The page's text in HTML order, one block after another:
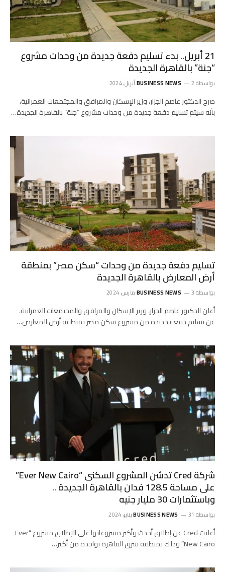
21 أبريل.. بدء تسليم دفعة جديدة من وحدات مشروع
“جنة” بالقاهرة الجديدة
بواسطة BUSINESS NEWS 2 أبريل، 2024
صرح الدكتور عاصم الجزار، وزير الإسكان والمرافق والمجتمعات العمرانية،
بأنه سيتم تسليم دفعة جديدة من وحدات مشروع “جنة” بالقاهرة الجديدة…
تسليم دفعة جديدة من وحدات “سكن مصر” بمنطقة
أرض المعارض بالقاهرة الجديدة
بواسطة BUSINESS NEWS 3 مارس، 2024
أعلن الدكتور عاصم الجزار، وزير الإسكان والمرافق والمجتمعات العمرانية،
عن تسليم دفعة جديدة من مشروع سكن مصر بمنطقة أرض المعارض…
شركة Cred تدشن المشروع السكنى “Ever New Cairo”
على مساحة 128.5 فدان بالقاهرة الجديدة ..
وباستثمارات 30 مليار جنيه
بواسطة BUSINESS NEWS 31 يناير، 2024
أعلنت Cred عن إطلاق أحدث وأكبر مشروعاتها علي الإطلاق مشروع “Ever
New Cairo” وذلك بمنطقة شرق القاهرة بواحدة من أكثر…